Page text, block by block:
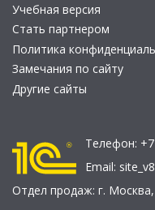
Учебная версия
Стать партнером
Политика
Замечания по сайту
Другие сайты
Телефон:
Email:
Отдел продаж: г. Москва,